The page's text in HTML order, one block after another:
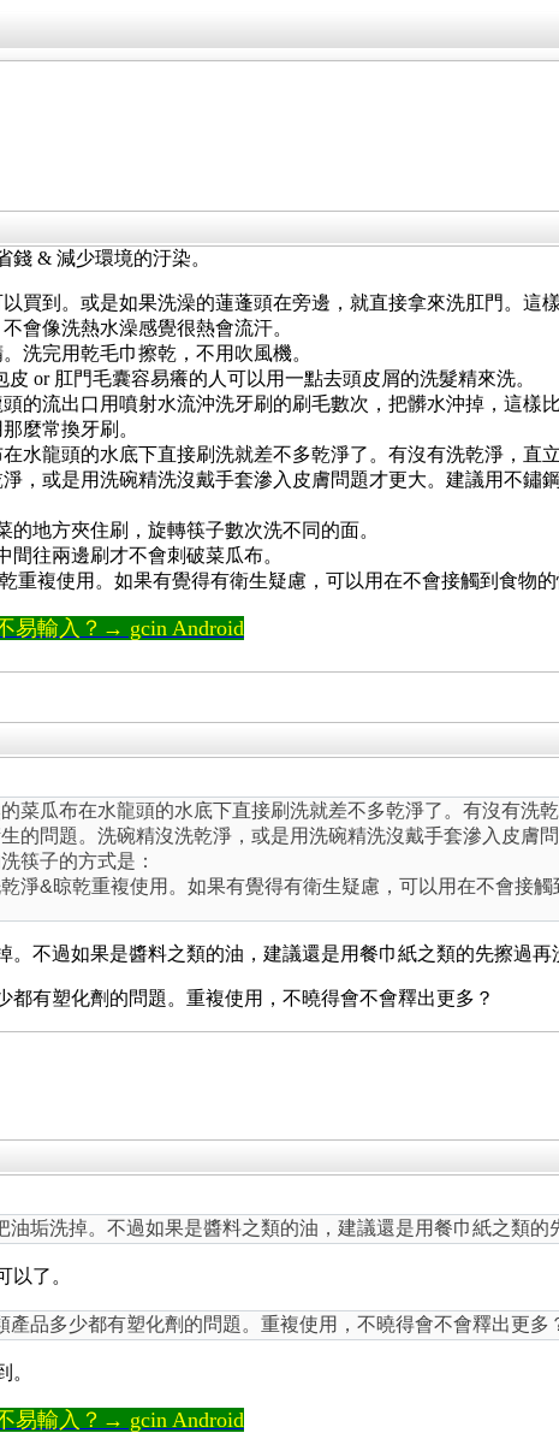
& 減少環境的汙染。
買到。或是如果洗澡的蓮蓬頭在旁邊，就直接拿來洗肛門。這
會像洗熱水澡感覺很熱會流汗。
洗完用乾毛巾擦乾，不用吹風機。
or 肛門毛囊容易癢的人可以用一點去頭皮屑的洗髮精來洗。
的流出口用噴射水流沖洗牙刷的刷毛數次，把髒水沖掉，這樣
麼常換牙刷。
水龍頭的水底下直接刷洗就差不多乾淨了。有沒有洗乾淨，直
，或是用洗碗精洗沒戴手套滲入皮膚問題才更大。建議用不鏽
地方夾住刷，旋轉筷子數次洗不同的面。
往兩邊刷才不會刺破菜瓜布。
重複使用。如果有覺得有衛生疑慮，可以用在不會接觸到食物的
易輸入？→ gcin Android
菜瓜布在水龍頭的水底下直接刷洗就差不多乾淨了。有沒有洗
的問題。洗碗精沒洗乾淨，或是用洗碗精洗沒戴手套滲入皮膚
筷子的方式是：
淨&晾乾重複使用。如果有覺得有衛生疑慮，可以用在不會接觸
不過如果是醬料之類的油，建議還是用餐巾紙之類的先擦過再
有塑化劑的問題。重複使用，不曉得會不會釋出更多？
垢洗掉。不過如果是醬料之類的油，建議還是用餐巾紙之類的
以了。
品多少都有塑化劑的問題。重複使用，不曉得會不會釋出更多
。
易輸入？→ gcin Android